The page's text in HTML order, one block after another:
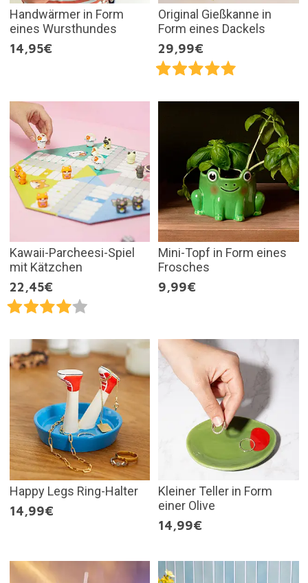
Handwärmer in Form
eines Wursthundes
14,95€
Original Gießkanne in
Form eines Dackels
29,99€
Kawaii-Parcheesi-Spiel
mit Kätzchen
22,45€
Mini-Topf in Form eines
Frosches
9,99€
Happy Legs Ring-Halter
14,99€
Kleiner Teller in Form
einer Olive
14,99€